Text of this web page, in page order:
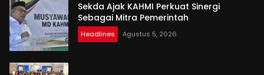
Sekda Ajak KAHMI Perkuat Sinergi
Sebagai Mitra Pemerintah
Headlines Agustus 5, 2026